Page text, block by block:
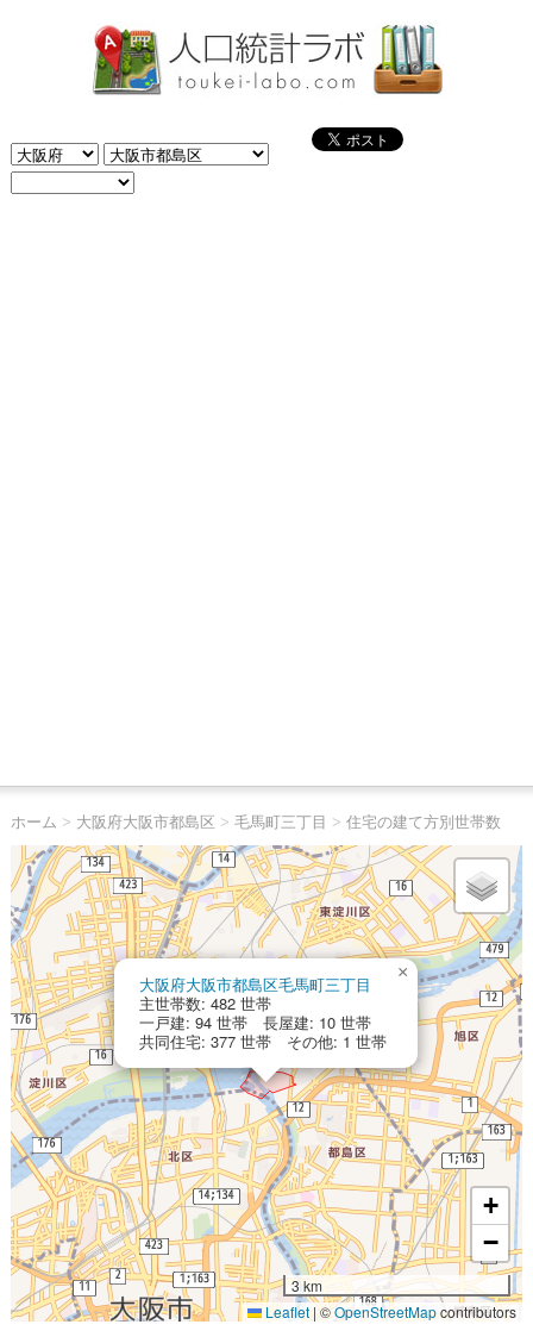
ホーム > 大阪府大阪市都島区 > 毛馬町三丁目 > 住宅の建て方別世帯数
大阪府大阪市都島区毛馬町三丁目
主世帯数: 482 世帯
一戸建: 94 世帯 長屋建: 10 世帯
共同住宅: 377 世帯 その他: 1 世帯
×
+
−
3 km
Leaflet | ©OpenStreetMapcontributors